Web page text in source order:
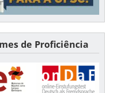
de Proficiência